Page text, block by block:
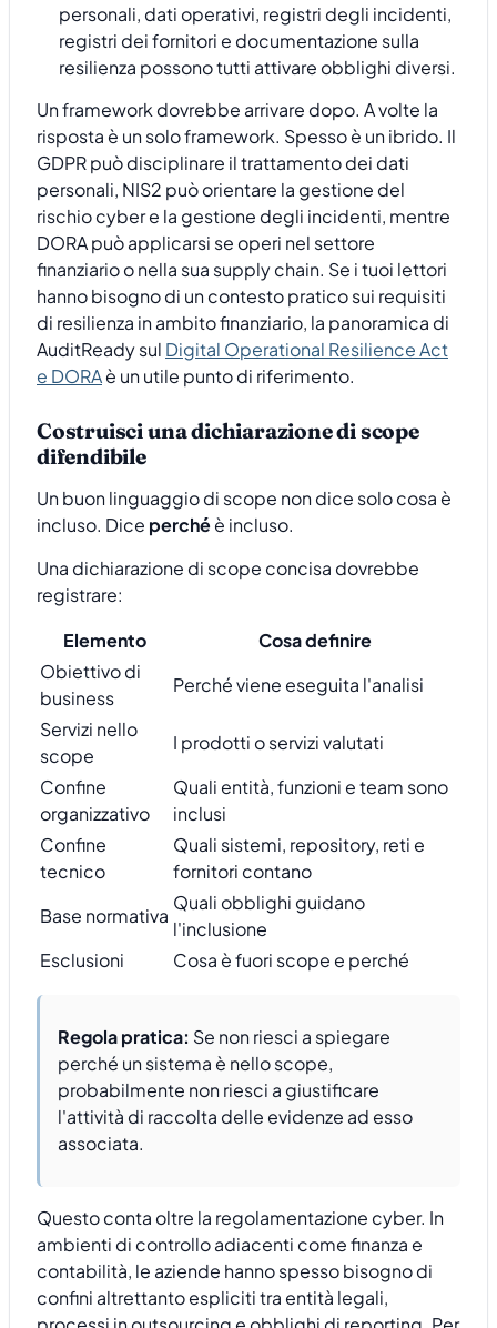
personali, dati operativi, registri degli incidenti,
registri dei fornitori e documentazione sulla
resilienza possono tutti attivare obblighi diversi.
Un framework dovrebbe arrivare dopo. A volte la
risposta è un solo framework. Spesso è un ibrido. Il
GDPR può disciplinare il trattamento dei dati
personali, NIS2 può orientare la gestione del
rischio cyber e la gestione degli incidenti, mentre
DORA può applicarsi se operi nel settore
finanziario o nella sua supply chain. Se i tuoi lettori
hanno bisogno di un contesto pratico sui requisiti
di resilienza in ambito finanziario, la panoramica di
AuditReady sul Digital Operational Resilience Act
e DORAè un utile punto di riferimento.
Costruisci una dichiarazione di scope
difendibile
Un buon linguaggio di scope non dice solo cosa è
incluso. Dice perchéè incluso.
Una dichiarazione di scope concisa dovrebbe
registrare:
Elemento
Cosa definire
Obiettivo di
business
Perché viene eseguita l'analisi
Servizi nello
scope
I prodotti o servizi valutati
Confine
organizzativo
Quali entità, funzioni e team sono
inclusi
Confine
tecnico
Quali sistemi, repository, reti e
fornitori contano
Base normativa
Quali obblighi guidano
l'inclusione
Esclusioni
Cosa è fuori scope e perché
Regola pratica: Se non riesci a spiegare
perché un sistema è nello scope,
probabilmente non riesci a giustificare
l'attività di raccolta delle evidenze ad esso
associata.
Questo conta oltre la regolamentazione cyber. In
ambienti di controllo adiacenti come finanza e
contabilità, le aziende hanno spesso bisogno di
confini altrettanto espliciti tra entità legali,